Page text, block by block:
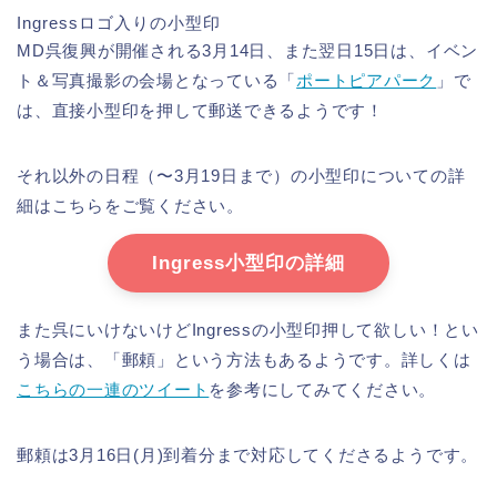
Ingressロゴ入りの小型印
MD呉復興が開催される3月14日、また翌日15日は、イベン
ト＆写真撮影の会場となっている「ポートピアパーク 」で
は、直接小型印を押して郵送できるようです！
それ以外の日程（〜3月19日まで）の小型印についての詳
細はこちらをご覧ください。
Ingress小型印の詳細
また呉にいけないけどIngressの小型印押して欲しい！とい
う場合は、「郵頼」という方法もあるようです。詳しくは
こちらの一連のツイート を参考にしてみてください。
郵頼は3月16日(月)到着分まで対応してくださるようです。